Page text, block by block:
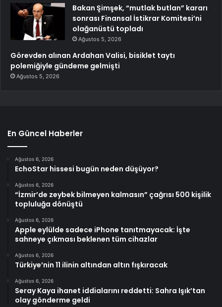
Bakan Şimşek, “mutlak butlan” kararı
sonrası Finansal İstikrar Komitesi’ni
olağanüstü topladı
Ağustos 5, 2026
Görevden alınan Ardahan Valisi, bisiklet taytı
polemiğiyle gündeme gelmişti
Ağustos 5, 2026
En Güncel Haberler
Ağustos 6, 2026
EchoStar hissesi bugün neden düşüyor?
Ağustos 6, 2026
“İzmir’de zeybek bilmeyen kalmasın” çağrısı 500 kişilik
topluluğa dönüştü
Ağustos 6, 2026
Apple eylülde sadece iPhone tanıtmayacak: İşte
sahneye çıkması beklenen tüm cihazlar
Ağustos 6, 2026
Türkiye’nin 11 ilinin altından altın fışkıracak
Ağustos 6, 2026
Seray Kaya ihanet iddialarını reddetti: Sahra Işık’tan
olay gönderme geldi